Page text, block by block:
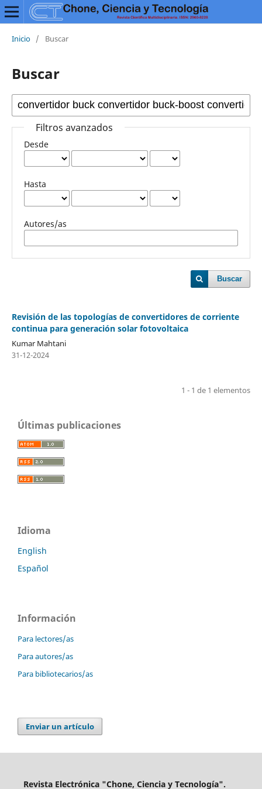
Inicio / Buscar
Buscar
Filtros avanzados
Desde
Hasta
Autores/as
Buscar
Revisión de las topologías de convertidores de corriente
continua para generación solar fotovoltaica
Kumar Mahtani
31-12-2024
1 - 1 de 1 elementos
Últimas publicaciones
Idioma
English
Español
Información
Para lectores/as
Para autores/as
Para bibliotecarios/as
Enviar un artículo
Revista Electrónica "Chone, Ciencia y Tecnología".